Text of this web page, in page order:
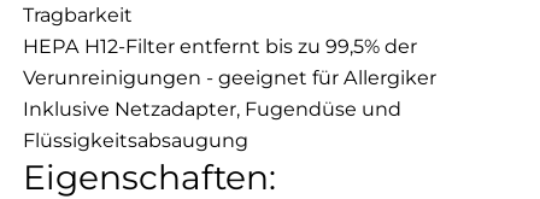
Tragbarkeit
HEPA H12-Filter entfernt bis zu 99,5% der
Verunreinigungen - geeignet für Allergiker
Inklusive Netzadapter, Fugendüse und
Flüssigkeitsabsaugung
Eigenschaften: